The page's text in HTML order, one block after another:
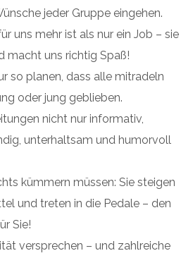
jeder Gruppe eingehen.
uns mehr ist als nur ein Job – sie
macht uns richtig Spaß!
so planen, dass alle mitradeln
oder jung geblieben.
nicht nur informativ,
unterhaltsam und humorvoll
kümmern müssen: Sie steigen
und treten in die Pedale – den
Sie!
versprechen – und zahlreiche